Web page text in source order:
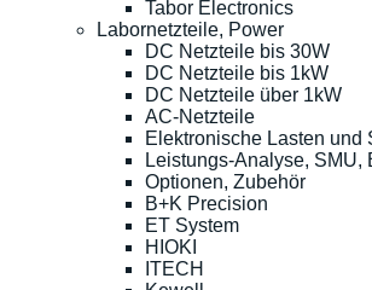
Tabor Electronics
Labornetzteile, Power
DC Netzteile bis 30W
DC Netzteile bis 1kW
DC Netzteile über 1kW
AC-Netzteile
Elektronische Lasten und
Leistungs-Analyse, SMU,
Optionen, Zubehör
B+K Precision
ET System
HIOKI
ITECH